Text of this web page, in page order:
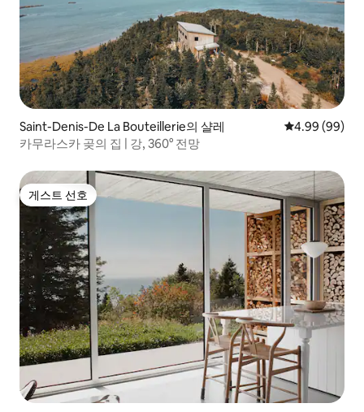
Saint-Denis-De La Bouteillerie의 샬레 평점 4.99점(5
4.99 (99)
카무라스카 곶의 집 | 강, 360° 전망
게스트 선호
게스트 선호